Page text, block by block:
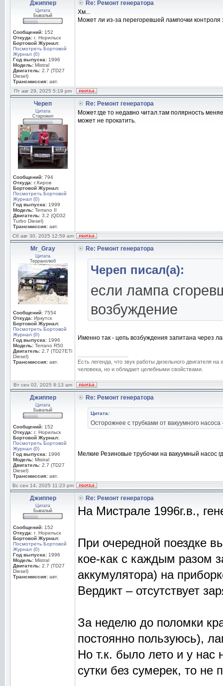
Джиппер
Цитата
Бывалый
Сообщений: 152
Откуда: г. Норильск
Бортовой Журнал:
Посмотреть Бортовой
Журнал (0)
Год выпуска: 1996
Модель: Mistral
Двигатель: 2.7 (TD27
Diesel)
Трансмиссия: авт.
Re: Ремонт генератора
Хм...
Может ли из-за перегоревшей лампочки контроля
Пт авг 29, 2025 5:19 pm
Череп
Цитата
Старожил
Сообщений: 794
Откуда: г.Киров
Бортовой Журнал:
Посмотреть Бортовой
Журнал (0)
Год выпуска: 1999
Модель: Terrano II
Двигатель: 3.2 (QD32
Turbo Diesel)
Трансмиссия: авт.
Re: Ремонт генератора
Может.где то недавно читал.там полярность
может не прокатить.
Сб авг 30, 2025 12:59 am
Mr_Gray
Цитата
Терранолюб
Сообщений: 7554
Откуда: Иркутск
Бортовой Журнал:
Посмотреть Бортовой
Журнал (0)
Год выпуска: 1996
Модель: Terrano R50
Двигатель: 2.7 (TD27ETi
Diesel)
Трансмиссия: авт.
Re: Ремонт генератора
Череп писал(а):
если лампа
возбуждение
Именно так - цепь возбуждения запитана через
Есть легенда, что звук работы дизельного двигателя
человека, но и обладает целебными свойствами.
Вт сен 02, 2025 8:13 am
Джиппер
Цитата
Бывалый
Сообщений: 152
Откуда: г. Норильск
Бортовой Журнал:
Посмотреть Бортовой
Журнал (0)
Год выпуска: 1996
Модель: Mistral
Двигатель: 2.7 (TD27
Diesel)
Трансмиссия: авт.
Re: Ремонт генератора
Цитата:
Осторожнее с трубками от вакуумного
Мелкие Резиновые трубочки на вакуумный насос
Вс сен 14, 2025 11:23 pm
Джиппер
Цитата
Бывалый
Сообщений: 152
Откуда: г. Норильск
Бортовой Журнал:
Посмотреть Бортовой
Журнал (0)
Год выпуска: 1996
Модель: Mistral
Двигатель: 2.7 (TD27
Diesel)
Трансмиссия: авт.
Re: Ремонт генератора
На Мистрале 1996г.в.,
При очередной поездке
кое-как с каждым разом
аккумулятора) на
Вердикт – отсутствует
За неделю до поломки
постоянно пользуюсь),
Но т.к. было лето и у нас
сутки без сумерек, то не